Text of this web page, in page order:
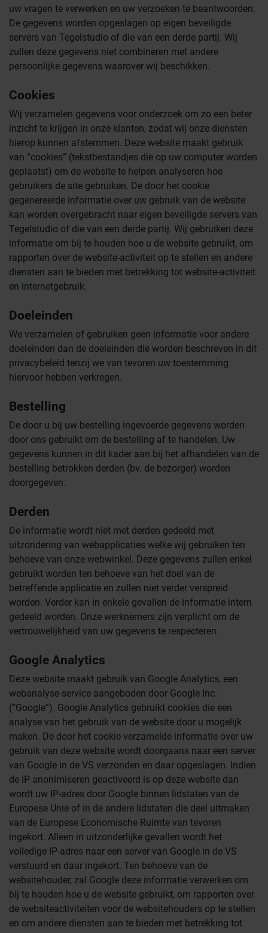
uw vragen te verwerken en uw verzoeken te beantwoorden.
De gegevens worden opgeslagen op eigen beveiligde
servers van Tegelstudio of die van een derde partij. Wij
zullen deze gegevens niet combineren met andere
persoonlijke gegevens waarover wij beschikken.
Cookies
Wij verzamelen gegevens voor onderzoek om zo een beter
inzicht te krijgen in onze klanten, zodat wij onze diensten
hierop kunnen afstemmen. Deze website maakt gebruik
van “cookies” (tekstbestandjes die op uw computer worden
geplaatst) om de website te helpen analyseren hoe
gebruikers de site gebruiken. De door het cookie
gegenereerde informatie over uw gebruik van de website
kan worden overgebracht naar eigen beveiligde servers van
Tegelstudio of die van een derde partij. Wij gebruiken deze
informatie om bij te houden hoe u de website gebruikt, om
rapporten over de website-activiteit op te stellen en andere
diensten aan te bieden met betrekking tot website-activiteit
en internetgebruik.
Doeleinden
We verzamelen of gebruiken geen informatie voor andere
doeleinden dan de doeleinden die worden beschreven in dit
privacybeleid tenzij we van tevoren uw toestemming
hiervoor hebben verkregen.
Bestelling
De door u bij uw bestelling ingevoerde gegevens worden
door ons gebruikt om de bestelling af te handelen. Uw
gegevens kunnen in dit kader aan bij het afhandelen van de
bestelling betrokken derden (bv. de bezorger) worden
doorgegeven.
Derden
De informatie wordt niet met derden gedeeld met
uitzondering van webapplicaties welke wij gebruiken ten
behoeve van onze webwinkel. Deze gegevens zullen enkel
gebruikt worden ten behoeve van het doel van de
betreffende applicatie en zullen niet verder verspreid
worden. Verder kan in enkele gevallen de informatie intern
gedeeld worden. Onze werknemers zijn verplicht om de
vertrouwelijkheid van uw gegevens te respecteren.
Google Analytics
Deze website maakt gebruik van Google Analytics, een
webanalyse-service aangeboden door Google Inc.
(“Google”). Google Analytics gebruikt cookies die een
analyse van het gebruik van de website door u mogelijk
maken. De door het cookie verzamelde informatie over uw
gebruik van deze website wordt doorgaans naar een server
van Google in de VS verzonden en daar opgeslagen. Indien
de IP anonimiseren geactiveerd is op deze website dan
wordt uw IP-adres door Google binnen lidstaten van de
Europese Unie of in de andere lidstaten die deel uitmaken
van de Europese Economische Ruimte van tevoren
ingekort. Alleen in uitzonderlijke gevallen wordt het
volledige IP-adres naar een server van Google in de VS
verstuurd en daar ingekort. Ten behoeve van de
websitehouder, zal Google deze informatie verwerken om
bij te houden hoe u de website gebruikt, om rapporten over
de websiteactiviteiten voor de websitehouders op te stellen
en om andere diensten aan te bieden met betrekking tot